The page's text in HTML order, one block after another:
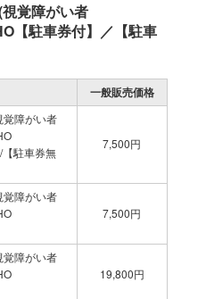
覚障がい者
【駐車券付】／【駐車
一般販売価格
覚障がい者
【駐車券無
7,500円
覚障がい者
7,500円
覚障がい者
19,800円